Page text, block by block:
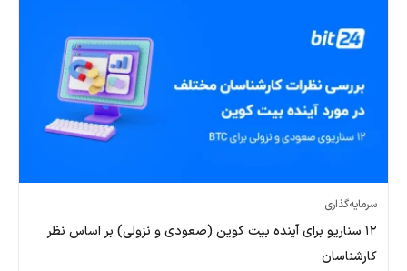
سرمایه‌گذاری
۱۲ سناریو برای آینده بیت کوین (صعودی و نزولی) بر اساس نظر
کارشناسان